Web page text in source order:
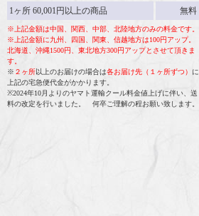
1ヶ所 60,001円以上の商品 無料
※上記金額は中国、関西、中部、北陸地方のみの料金です。
※上記金額に九州、四国、関東、信越地方は100円アップ。
北海道、沖縄1500円、東北地方300円アップとさせて頂きま
す。
※ ２ヶ所以上のお届けの場合は各お届け先（１ヶ所ずつ） に
上記の宅急便代金がかかります。
※2024年10月よりのヤマト運輸クール料金値上げに伴い、送
料の改定を行いました。 何卒ご理解の程お願い致します。